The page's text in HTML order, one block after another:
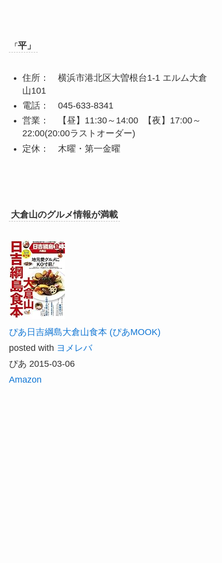
「平」
住所： 横浜市港北区大曽根台1-1 エルム大倉
山101
電話： 045-633-8341
営業： 【昼】11:30～14:00 【夜】17:00～
22:00(20:00ラストオーダー)
定休： 木曜・第一金曜
大倉山のグルメ情報が満載
ぴあ日吉綱島大倉山食本 (ぴあMOOK)
posted with ヨメレバ
ぴあ 2015-03-06
Amazon